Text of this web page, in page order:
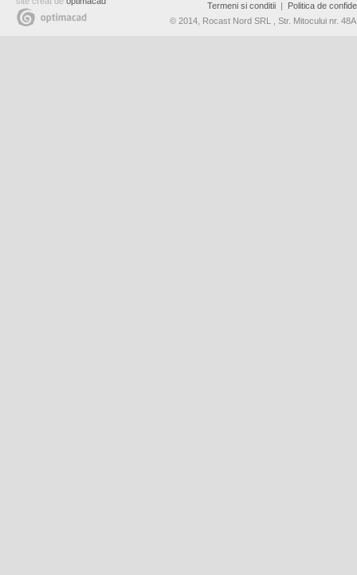
Termeni si conditii|
Politica de
© 2014, Rocast Nord SRL , Str. Mitocului nr.